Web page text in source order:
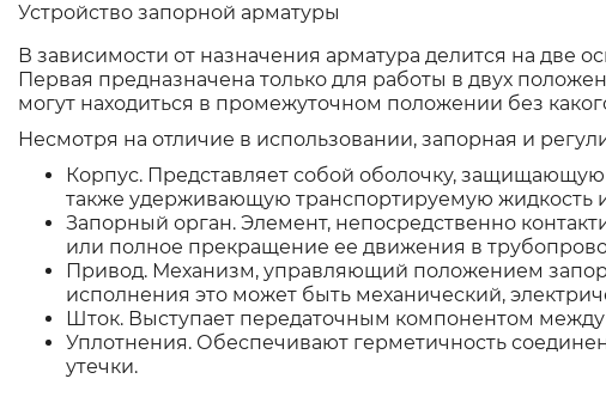
Устройство запорной арматуры
В зависимости от назначения арматура делится на две
Первая предназначена только для работы в двух
могут находиться в промежуточном положении без
Несмотря на отличие в использовании, запорная и
Корпус. Представляет собой оболочку,
также удерживающую транспортируемую жидкость
Запорный орган. Элемент, непосредственно
или полное прекращение ее движения в
Привод. Механизм, управляющий положением
исполнения это может быть механический,
Шток. Выступает передаточным компонентом
Уплотнения. Обеспечивают герметичность
утечки.